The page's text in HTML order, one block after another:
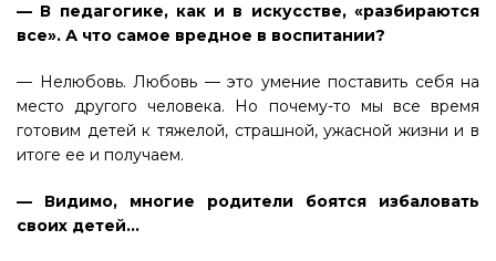
— В педагогике, как и в искусстве, «разбираются
все». А что самое вредное в воспитании?
— Нелюбовь. Любовь — это умение поставить себя на
место другого человека. Но почему-то мы все время
готовим детей к тяжелой, страшной, ужасной жизни и в
итоге ее и получаем.
— Видимо, многие родители боятся избаловать
своих детей…